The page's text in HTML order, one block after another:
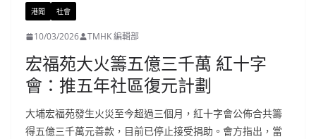
港聞 社會
10/03/2026 TMHK 編輯部
宏福苑大火籌五億三千萬 紅十字
會：推五年社區復元計劃
大埔宏福苑發生火災至今超過三個月，紅十字會公佈合共籌
得五億三千萬元善款，目前已停止接受捐助。會方指出，當